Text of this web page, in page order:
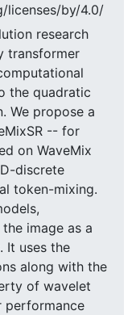
licenses/by/4.0/
research
transformer
the quadratic
We propose a
-- for
on WaveMix
discrete
token-mixing.
image as a
It uses the
along with the
of wavelet
performance